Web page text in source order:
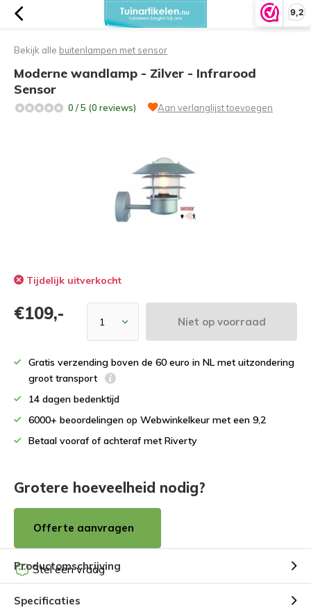
9,2
Bekijk alle buitenlampen met sensor
Moderne wandlamp - Zilver - Infrarood
Sensor
0 / 5 (0 reviews) Aan verlanglijst toevoegen
Tijdelijk uitverkocht
€109,- Niet op voorraad
Gratis verzending boven de 60 euro in NL met uitzondering
groot transport
14 dagen bedenktijd
6000+ beoordelingen op Webwinkelkeur met een 9,2
Betaal vooraf of achteraf met Riverty
Grotere hoeveelheid nodig?
Offerte aanvragen
Stel een vraag
Productomschrijving
Specificaties